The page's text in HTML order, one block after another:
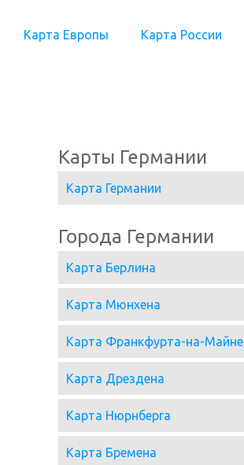
Карта Европы Карта России
Карты Германии
Карта Германии
Города Германии
Карта Берлина
Карта Мюнхена
Карта Франкфурта-на-Майне
Карта Дрездена
Карта Нюрнберга
Карта Бремена